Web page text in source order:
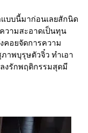
บบนี้มาก่อนเลยสักนิด
วามสะอาดเป็นทุน
คอยจัดการความ
าพบุรุษตัวจิ๋ว ทำเอา
ลงรักพฤติกรรมสุดมี